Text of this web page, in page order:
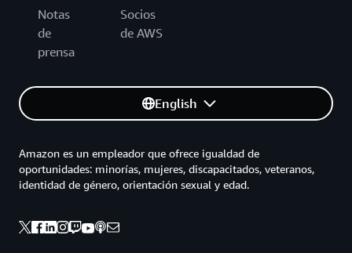
Notas
de
prensa
Socios
de AWS
English
Amazon es un empleador que ofrece igualdad de
oportunidades: minorías, mujeres, discapacitados, veteranos,
identidad de género, orientación sexual y edad.